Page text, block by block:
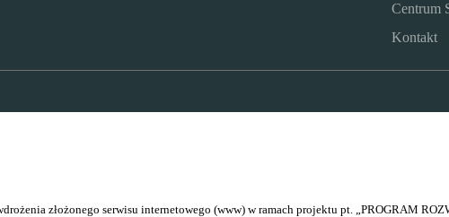
Centrum
Kontakt
złożonego serwisu internetowego (www) w ramach projektu pt. „PROGRAM